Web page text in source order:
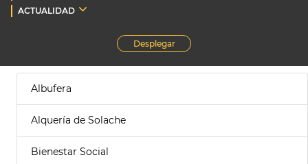
ACTUALIDAD
Desplegar
Albufera
Alquería de Solache
Bienestar Social